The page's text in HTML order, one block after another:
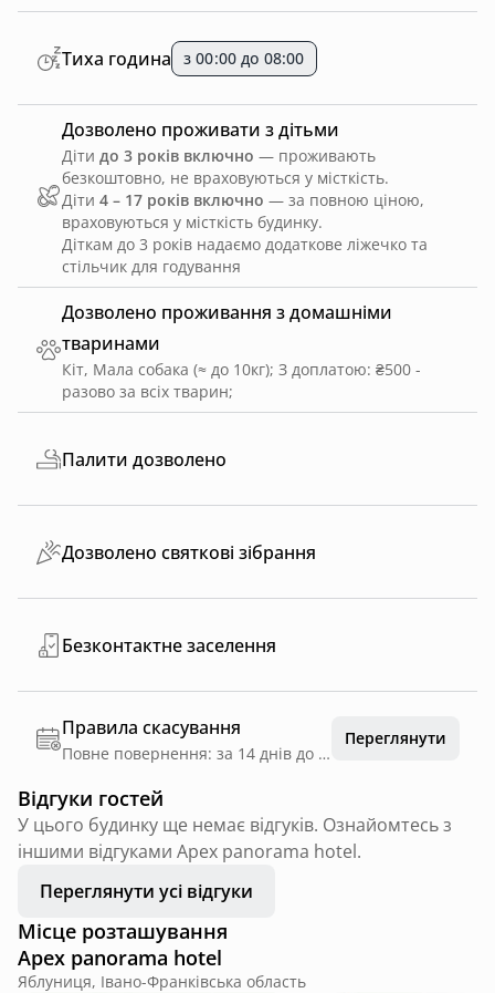
Дозволено проживання з домашніми
тваринами
Кіт, Мала собака (≈ до 10кг); З доплатою: ₴500 -
разово за всіх тварин;
Дозволено проживати з дітьми
Діти до 3 років включно — проживають
безкоштовно, не враховуються у місткість.
Діти 4 – 17 років включно — за повною ціною,
враховуються у місткість будинку.
Діткам до 3 років надаємо додаткове ліжечко та
стільчик для годування
Тиха година з 00:00 до 08:00
Палити дозволено
Дозволено святкові зібрання
Безконтактне заселення
Правила скасування
Повне повернення: за 14 днів до дати заїзду
Переглянути
Відгуки гостей
У цього будинку ще немає відгуків. Ознайомтесь з
іншими відгуками Apex panorama hotel.
Переглянути усі відгуки
Місце розташування
Apex panorama hotel
Яблуниця, Івано-Франківська область